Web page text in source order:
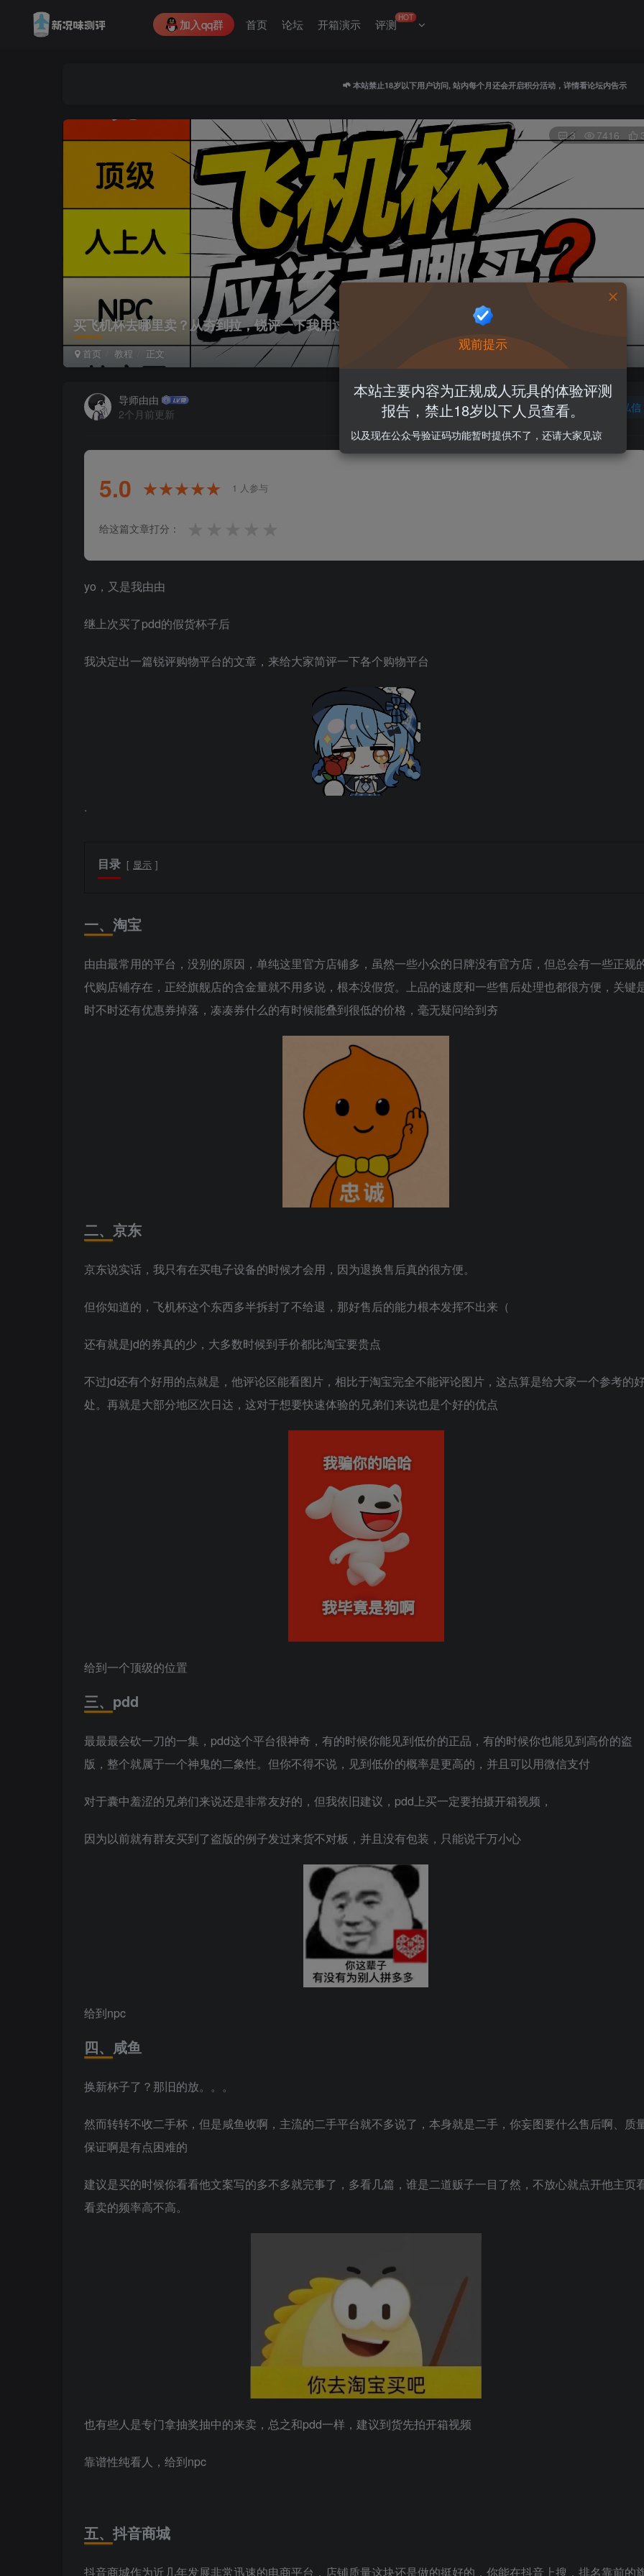
加入qq群 首页 论坛 开箱演示 评测 HOT
本站禁止18岁以下用户访问, 站内每个月还会开启积分活动，详情看论坛内告示
买飞机杯去哪里卖？从夯到拉，锐评一下我用过的几个买杯子的平台
首页 教程 正文
3 7416
导师由由
2个月前更新
私信
5.0 ★★★★★
★★★★★ 1 人参与
给这篇文章打分：
yo，又是我由由
继上次买了pdd的假货杯子后
我决定出一篇锐评购物平台的文章，来给大家简评一下各个购物平台
.
目录 显示
一、淘宝
由由最常用的平台，没别的原因，单纯这里官方店铺多，虽然一些小众的日牌没有官方店，但总会有一些正规
代购店铺存在，正经旗舰店的含金量就不用多说，根本没假货。上品的速度和一些售后处理也都很方便，关键
时不时还有优惠券掉落，凑凑券什么的有时候能叠到很低的价格，毫无疑问给到夯
二、京东
京东说实话，我只有在买电子设备的时候才会用，因为退换售后真的很方便。
但你知道的，飞机杯这个东西多半拆封了不给退，那好售后的能力根本发挥不出来（
还有就是jd的券真的少，大多数时候到手价都比淘宝要贵点
不过jd还有个好用的点就是，他评论区能看图片，相比于淘宝完全不能评论图片，这点算是给大家一个参考的
处。再就是大部分地区次日达，这对于想要快速体验的兄弟们来说也是个好的优点
给到一个顶级的位置
三、pdd
最最最会砍一刀的一集，pdd这个平台很神奇，有的时候你能见到低价的正品，有的时候你也能见到高价的盗
版，整个就属于一个神鬼的二象性。但你不得不说，见到低价的概率是更高的，并且可以用微信支付
对于囊中羞涩的兄弟们来说还是非常友好的，但我依旧建议，pdd上买一定要拍摄开箱视频，
因为以前就有群友买到了盗版的例子发过来货不对板，并且没有包装，只能说千万小心
给到npc
四、咸鱼
换新杯子了？那旧的放。。。
然而转转不收二手杯，但是咸鱼收啊，主流的二手平台就不多说了，本身就是二手，你妄图要什么售后啊、质
保证啊是有点困难的
建议是买的时候你看看他文案写的多不多就完事了，多看几篇，谁是二道贩子一目了然，不放心就点开他主页
看卖的频率高不高。
也有些人是专门拿抽奖抽中的来卖，总之和pdd一样，建议到货先拍开箱视频
靠谱性纯看人，给到npc
五、抖音商城
抖音商城作为近几年发展非常迅速的电商平台，店铺质量这块还是做的挺好的，你能在抖音上搜，排名靠前的
观前提示
本站主要内容为正规成人玩具的体验评测
报告，禁止18岁以下人员查看。
以及现在公众号验证码功能暂时提供不了，还请大家见谅